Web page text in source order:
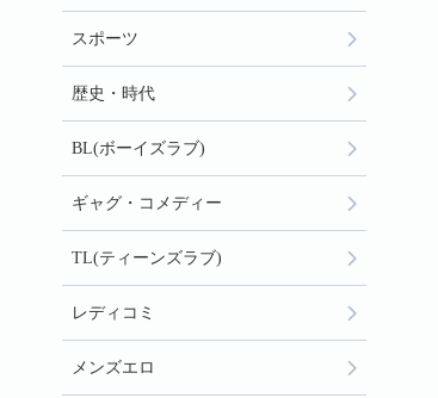
スポーツ
歴史・時代
BL(ボーイズラブ)
ギャグ・コメディー
TL(ティーンズラブ)
レディコミ
メンズエロ